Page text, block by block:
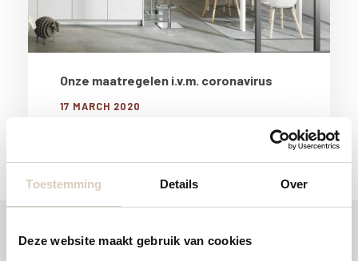
Toestemming Details Over
Deze website maakt gebruik van cookies
Onze maatregelen i.v.m. coronavirus
17 MARCH 2020